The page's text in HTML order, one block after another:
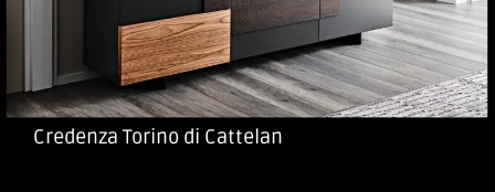
Credenza Torino di Cattelan